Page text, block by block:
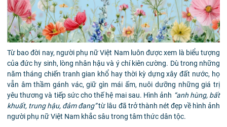
Từ bao đời nay, người phụ nữ Việt Nam luôn được xem là biểu tượng
của đức hy sinh, lòng nhân hậu và ý chí kiên cường. Dù trong những
năm tháng chiến tranh gian khổ hay thời kỳ dựng xây đất nước, họ
vẫn âm thầm gánh vác, giữ gìn mái ấm, nuôi dưỡng những giá trị
yêu thương và tiếp sức cho thế hệ mai sau. Hình ảnh “anh hùng, bất
khuất, trung hậu, đảm đang”từ lâu đã trở thành nét đẹp về hình ảnh
người phụ nữ Việt Nam khắc sâu trong tâm thức dân tộc.